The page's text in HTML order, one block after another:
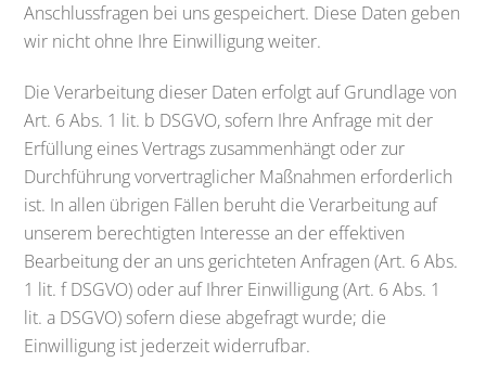
Anschlussfragen bei uns gespeichert. Diese Daten geben
wir nicht ohne Ihre Einwilligung weiter.
Die Verarbeitung dieser Daten erfolgt auf Grundlage von
Art. 6 Abs. 1 lit. b DSGVO, sofern Ihre Anfrage mit der
Erfüllung eines Vertrags zusammenhängt oder zur
Durchführung vorvertraglicher Maßnahmen erforderlich
ist. In allen übrigen Fällen beruht die Verarbeitung auf
unserem berechtigten Interesse an der effektiven
Bearbeitung der an uns gerichteten Anfragen (Art. 6 Abs.
1 lit. f DSGVO) oder auf Ihrer Einwilligung (Art. 6 Abs. 1
lit. a DSGVO) sofern diese abgefragt wurde; die
Einwilligung ist jederzeit widerrufbar.